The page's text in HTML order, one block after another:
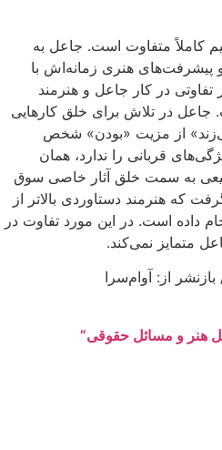
کاملاً متفاوت است. جاعل به
پیشرفت­‌های هنری زمانه‌­اش با
تفاوتی در کار جاعل و هنرمند
در تلاش برای خلق کارهایی
از مزیت «بودن» شخص
قربانی را ندارد، همان
به سمت خلق آثار خاصی سوق
که هنرمند دستاوردی بالاتر از
داده است. در این مورد تفاوت در
متمایز نمی­‌کند.
از: آوام‌سرا
هنر و مسائل حقوقی”